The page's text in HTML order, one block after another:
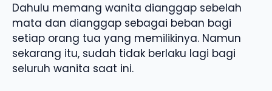
Dahulu memang wanita dianggap sebelah
mata dan dianggap sebagai beban bagi
setiap orang tua yang memilikinya. Namun
sekarang itu, sudah tidak berlaku lagi bagi
seluruh wanita saat ini.